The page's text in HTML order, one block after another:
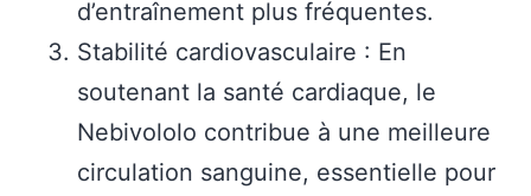
d’entraînement plus fréquentes.
Stabilité cardiovasculaire : En
soutenant la santé cardiaque, le
Nebivololo contribue à une meilleure
circulation sanguine, essentielle pour